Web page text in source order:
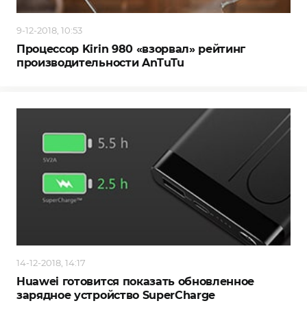
9-12-2018, 10:53
Процессор Kirin 980 «взорвал» рейтинг
производительности AnTuTu
14-12-2018, 14:17
Huawei готовится показать обновленное
зарядное устройство SuperCharge